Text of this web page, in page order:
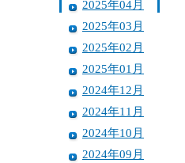
2025年04月
2025年03月
2025年02月
2025年01月
2024年12月
2024年11月
2024年10月
2024年09月